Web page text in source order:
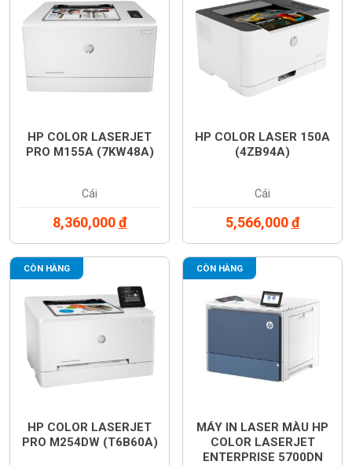
HP COLOR LASERJET
PRO M155A (7KW48A)
Cái
8,360,000đ
HP COLOR LASER 150A
(4ZB94A)
Cái
5,566,000đ
CÒN HÀNG
HP COLOR LASERJET
PRO M254DW (T6B60A)
CÒN HÀNG
MÁY IN LASER MÀU HP
COLOR LASERJET
ENTERPRISE 5700DN